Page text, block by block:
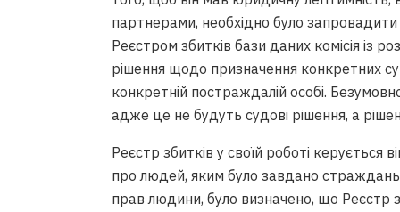
партнерами, необхідно було запровадити
Реєстром збитків бази даних комісія із
рішення щодо призначення конкретних
конкретній постраждалій особі.
адже це не будуть судові рішення, а
Реєстр збитків у своїй роботі
про людей, яким було завдано
прав людини, було визначено, що Реєстр